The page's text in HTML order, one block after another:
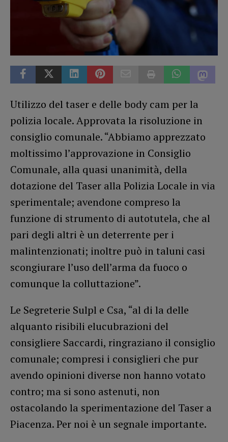
Utilizzo del taser e delle body cam per la
polizia locale. Approvata la risoluzione in
consiglio comunale. “Abbiamo apprezzato
moltissimo l’approvazione in Consiglio
Comunale, alla quasi unanimità, della
dotazione del Taser alla Polizia Locale in via
sperimentale; avendone compreso la
funzione di strumento di autotutela, che al
pari degli altri è un deterrente per i
malintenzionati; inoltre può in taluni casi
scongiurare l’uso dell’arma da fuoco o
comunque la colluttazione”.
Le Segreterie Sulpl e Csa, “al di la delle
alquanto risibili elucubrazioni del
consigliere Saccardi, ringraziano il consiglio
comunale; compresi i consiglieri che pur
avendo opinioni diverse non hanno votato
contro; ma si sono astenuti, non
ostacolando la sperimentazione del Taser a
Piacenza. Per noi è un segnale importante.